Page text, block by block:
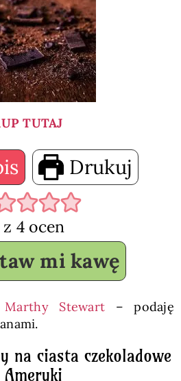
TUTAJ
Drukuj
z 4 ocen
mi kawę
Marthy Stewart – podaję
na ciasta czekoladowe
Ameryki